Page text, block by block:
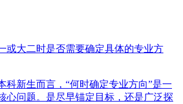
或大二时是否需要确定具体的专业方
科新生而言，“何时确定专业方向”是一
心问题。是尽早锚定目标，还是广泛探